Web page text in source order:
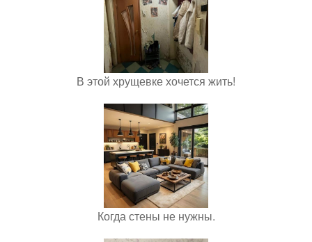
В этой хрущевке хочется жить!
Когда стены не нужны.